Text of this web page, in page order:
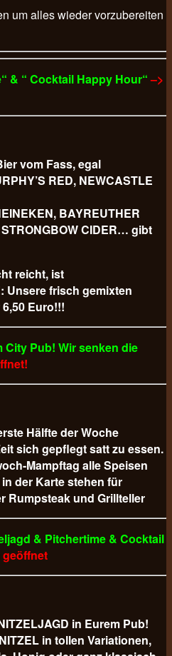
um alles wieder vorzubereiten
& “ Cocktail Happy Hour“–>
vom Fass, egal
RED, NEWCASTLE
BAYREUTHER
CIDER… gibt
reicht, ist
Unsere frisch gemixten
Euro!!!
City Pub! Wir senken die
Hälfte der Woche
sich gepflegt satt zu essen.
Mampftag alle Speisen
der Karte stehen für
Rumpsteak und Grillteller
& Pitchertime & Cocktail
geöffnet
in Eurem Pub!
in tollen Variationen,